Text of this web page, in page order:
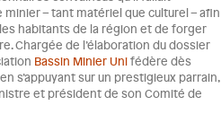
– tant matériel que culturel – afin
habitants de la région et de forger
Chargée de l’élaboration du dossier
Bassin Minier Unifédère dès
s’appuyant sur un prestigieux parrain,
et président de son Comité de